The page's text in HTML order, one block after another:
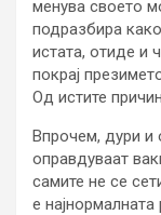
менува своето
подразбира
истата, отиде и
покрај
Од истите
Впрочем, дури и
оправдуваат
самите не се
е